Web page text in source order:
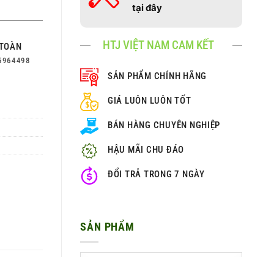
tại đây
HTJ VIỆT NAM CAM KẾT
SẢN PHẨM CHÍNH HÃNG
GIÁ LUÔN LUÔN TỐT
BÁN HÀNG CHUYÊN NGHIỆP
HẬU MÃI CHU ĐÁO
ĐỔI TRẢ TRONG 7 NGÀY
SẢN PHẨM